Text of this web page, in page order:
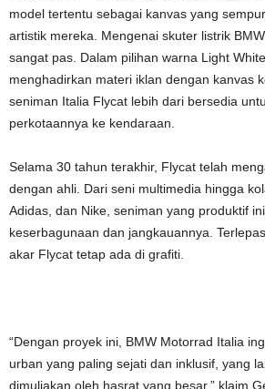
model tertentu sebagai kanvas yang
artistik mereka. Mengenai skuter listrik
sangat pas. Dalam pilihan warna Light
menghadirkan materi iklan dengan kanvas
seniman Italia Flycat lebih dari bersedia
perkotaannya ke kendaraan.
Selama 30 tahun terakhir, Flycat telah
dengan ahli. Dari seni multimedia hingga
Adidas, dan Nike, seniman yang produktif
keserbagunaan dan jangkauannya.
akar Flycat tetap ada di grafiti.
“Dengan proyek ini, BMW Motorrad Italia
urban yang paling sejati dan inklusif, yang
dimuliakan oleh hasrat yang besar,” klaim